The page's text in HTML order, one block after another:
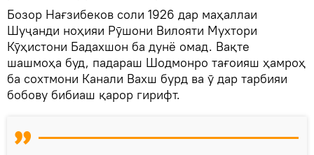
Бозор Нағзибеков соли 1926 дар маҳаллаи
Шуҷанди ноҳияи Рӯшони Вилояти Мухтори
Кӯҳистони Бадахшон ба дунё омад. Вақте
шашмоҳа буд, падараш Шодмонро тағоияш ҳамроҳ
ба сохтмони Канали Вахш бурд ва ӯ дар тарбияи
бобову бибиаш қарор гирифт.